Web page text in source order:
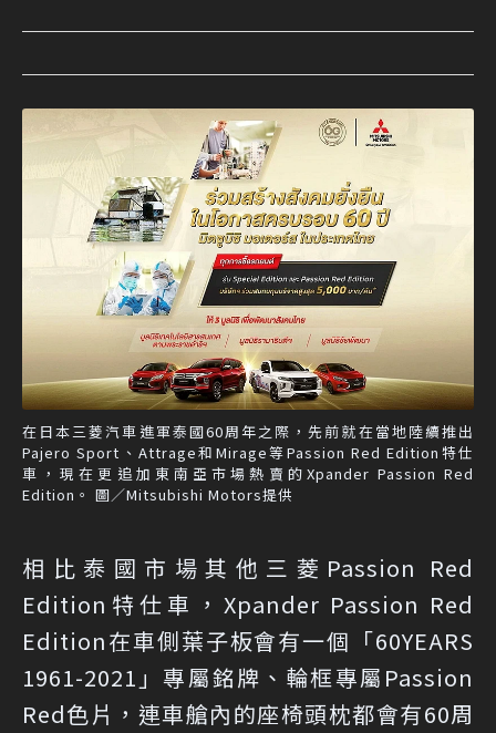
在日本三菱汽車進軍泰國60周年之際，先前就在當地陸續推出
Pajero Sport、Attrage和Mirage等Passion Red Edition特仕
車，現在更追加東南亞市場熱賣的Xpander Passion Red
Edition。 圖／Mitsubishi Motors提供
相比泰國市場其他三菱Passion Red
Edition特仕車，Xpander Passion Red
Edition在車側葉子板會有一個「60YEARS
1961-2021」專屬銘牌、輪框專屬Passion
Red色片，連車艙內的座椅頭枕都會有60周